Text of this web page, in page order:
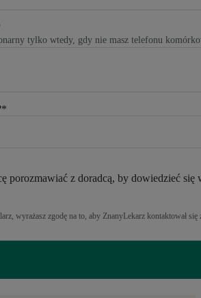
tylko wtedy, gdy nie masz telefonu
*
porozmawiać z doradcą, by dowiedzieć
wyrażasz zgodę na to, aby ZnanyLekarz kontaktował